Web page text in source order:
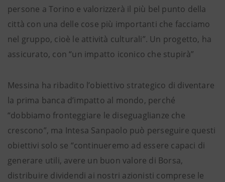
persone a Torino e valorizzerà il più bel punto della
città con una delle cose più importanti che facciamo
nel gruppo, cioè le attività culturali”. Un progetto, ha
assicurato, con “un impatto iconico che stupirà”
Messina ha ribadito l’obiettivo strategico di diventare
la prima banca d’impatto al mondo, perché
“dobbiamo fronteggiare le diseguaglianze che
crescono”, ma Intesa Sanpaolo può perseguire questi
obiettivi solo se “continueremo ad essere capaci di
generare utili, avere un buon valore di Borsa,
distribuire dividendi ai nostri azionisti comprese le